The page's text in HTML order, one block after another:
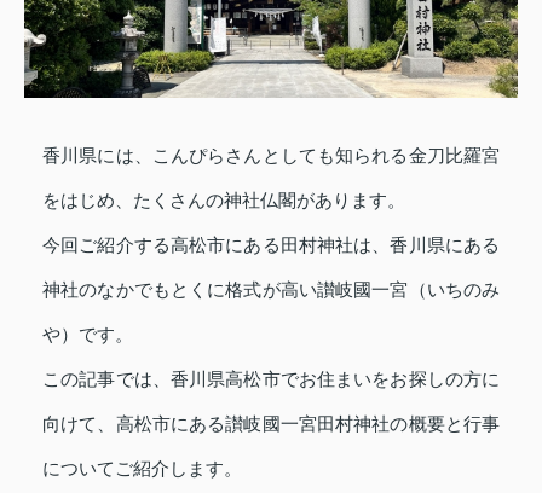
香川県には、こんぴらさんとしても知られる金刀比羅宮
をはじめ、たくさんの神社仏閣があります。
今回ご紹介する高松市にある田村神社は、香川県にある
神社のなかでもとくに格式が高い讃岐國一宮（いちのみ
や）です。
この記事では、香川県高松市でお住まいをお探しの方に
向けて、高松市にある讃岐國一宮田村神社の概要と行事
についてご紹介します。